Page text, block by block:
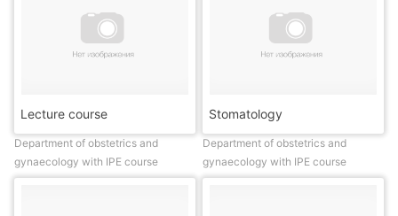
Lecture course
Department of obstetrics and
gynaecology with IPE course
Stomatology
Department of obstetrics and
gynaecology with IPE course